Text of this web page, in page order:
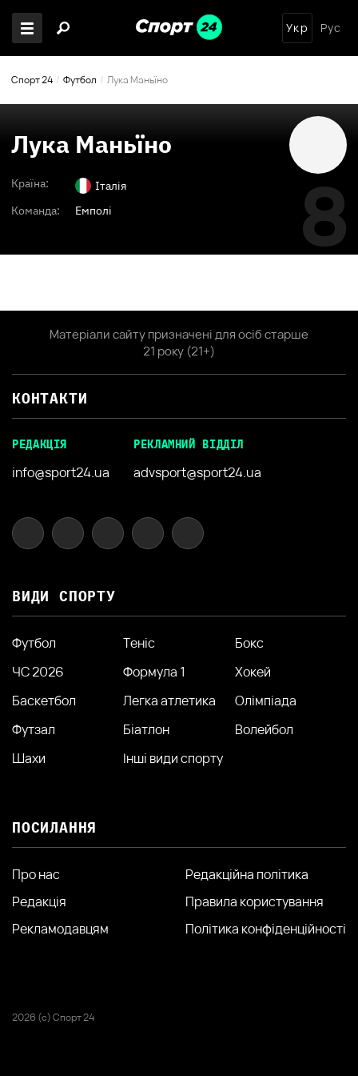
Укр Рус
Спорт 24 Футбол Лука Маньїно
Лука Маньїно
Країна:
Італія
Команда:
Емполі 8
Матеріали сайту призначені для осіб старше
21 року (21+)
КОНТАКТИ
РЕДАКЦІЯ
info@sport24.ua
РЕКЛАМНИЙ ВІДДІЛ
advsport@sport24.ua
ВИДИ СПОРТУ
Футбол Теніс
Бокс
ЧС 2026
Формула 1
Хокей
Баскетбол
Легка атлетика
Олімпіада
Футзал
Біатлон
Волейбол
Шахи
Інші види спорту
ПОСИЛАННЯ
Про нас
Редакція
Рекламодавцям
Редакційна політика
Правила користування
Політика конфіденційності
2026 (с) Спорт 24